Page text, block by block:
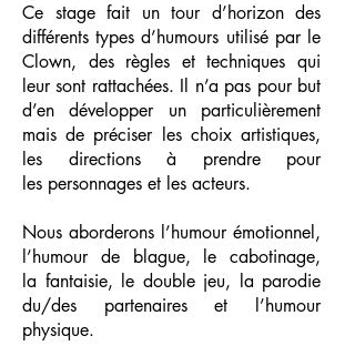
Ce stage fait un tour d’horizon des
différents types d’humours utilisé par le
Clown, des règles et techniques qui
leur sont rattachées. Il n’a pas pour but
d’en développer un particulièrement
mais de préciser les choix artistiques,
les directions à prendre pour
les personnages et les acteurs.
Nous aborderons l’humour émotionnel,
l’humour de blague, le cabotinage,
la fantaisie, le double jeu, la parodie
du/des partenaires et l’humour
physique.